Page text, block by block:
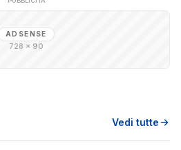
ADSENSE
728 × 90
Vedi tutte